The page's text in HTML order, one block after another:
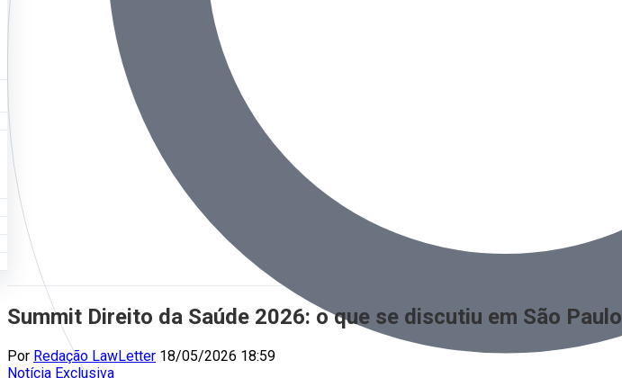
Summit Direito da Saúde 2026: o que se discutiu em São Paulo
Por Redação LawLetter 18/05/2026 18:59
Notícia Exclusiva